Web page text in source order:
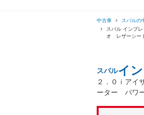
中古車 スバルの
スバル インプ
オ レザーシー
スバルイ
２．０ｉア
ーター パワ